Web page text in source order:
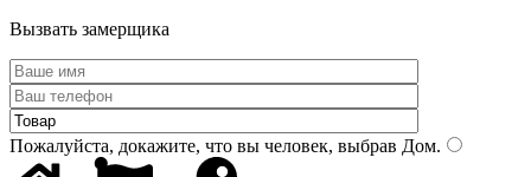
Вызвать замерщика
Пожалуйста, докажите, что вы человек, выбрав Дом.